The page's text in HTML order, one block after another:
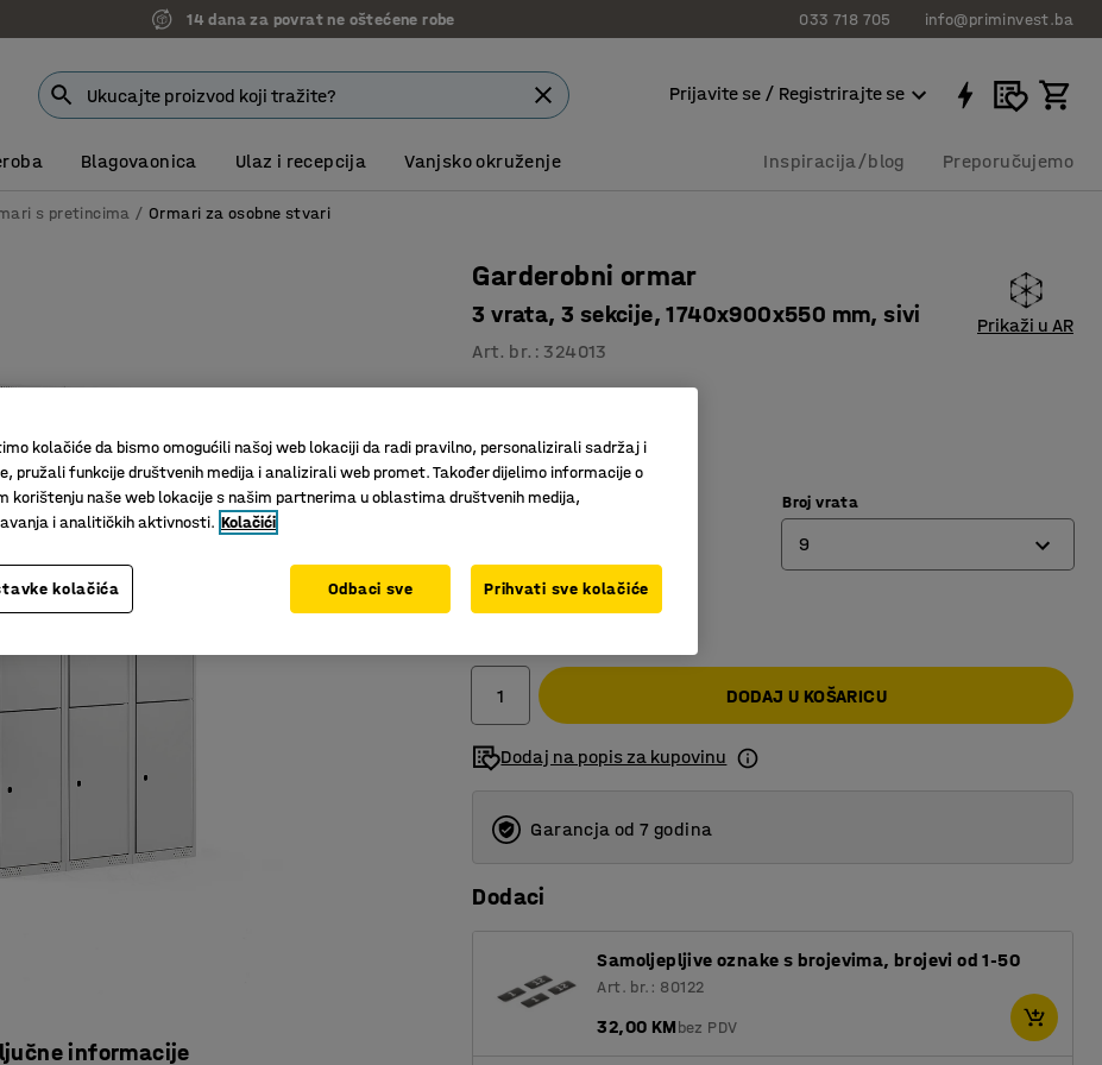
14 dana za povrat ne oštećene robe
7 godina garancije
033 718 705 info@priminvest.ba
Prijavite se / Registrirajte se
Blagovaonica Ulaz i recepcija Vanjsko okruženje Inspiracija/blog Preporučujemo
s pretincima Ormari za osobne stvari
informacije
Garderobni ormar
3 vrata, 3 sekcije, 1740x900x550 mm, sivi
Art. br. : 324013
Prikaži u AR
Kvalitetna izrada
Broj vrata
9
12
1.387,00 KM
DODAJ U KOŠARICU
Dodaj na popis za kupovinu
Garancja od 7 godina
Dodaci
Samoljepljive oznake s brojevima, brojevi od 1-50
Art. br.: 80122
32,00 KMbez PDV
kolačiće da bismo omogućili našoj web lokaciji da radi pravilno, personalizirali sadržaj i
pružali funkcije društvenih medija i analizirali web promet. Također dijelimo informacije o
korištenju naše web lokacije s našim partnerima u oblastima društvenih medija,
i analitičkih aktivnosti. Kolačići
kolačića Odbaci sve Prihvati sve kolačiće